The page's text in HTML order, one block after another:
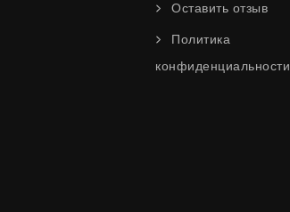
Оставить отзыв
Политика
конфиденциальности